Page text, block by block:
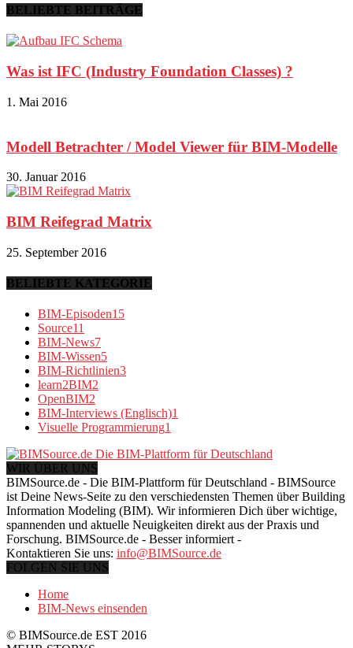
BELIEBTE BEITRÄGE
Was ist IFC (Industry Foundation Classes) ?
1. Mai 2016
Modell Betrachter / Model Viewer für BIM-Modelle
30. Januar 2016
BIM Reifegrad Matrix
25. September 2016
BELIEBTE KATEGORIE
BIM-Episoden15
Source11
BIM-News7
BIM-Wissen5
BIM-Richtlinien3
learn2BIM2
OpenBIM2
BIM-Interviews (Englisch)1
Visuelle Programmierung1
WIR ÜBER UNS
BIMSource.de - Die BIM-Plattform für Deutschland - BIMSource
ist Deine News-Seite zu den verschiedensten Themen über Building
Information Modeling (BIM). Wir informieren Dich über wichtige,
spannenden und aktuelle Neuigkeiten direkt aus der Praxis und
Forschung. BIMSource.de - Besser informiert -
Kontaktieren Sie uns: info@BIMSource.de
FOLGEN SIE UNS
Home
BIM-News einsenden
© BIMSource.de EST 2016